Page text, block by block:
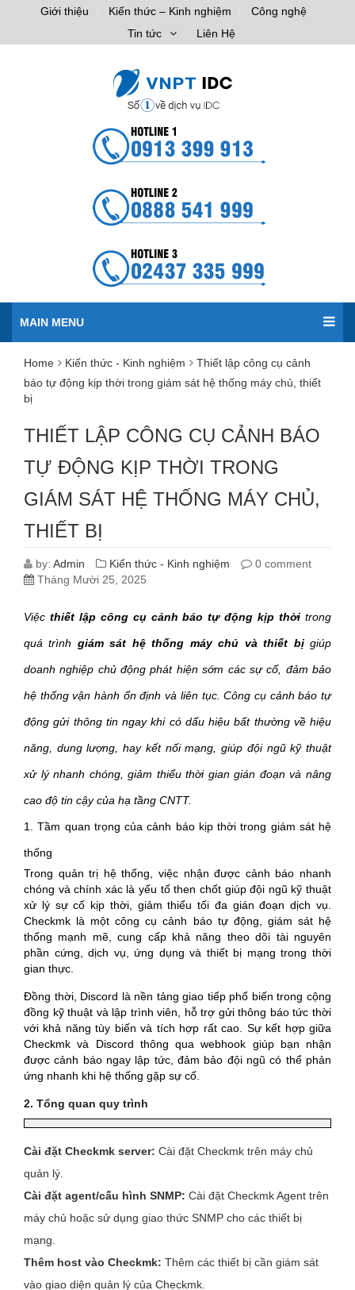
Giới thiệu Kiến thức – Kinh nghiệm
Công nghệ
Tin tức
Liên Hệ
MAIN MENU
Home Kiến thức - Kinh nghiệm
Thiết lập công cụ cảnh
báo tự động kịp thời trong giám sát hệ thống máy chủ, thiết
bị
THIẾT LẬP CÔNG CỤ CẢNH BÁO
TỰ ĐỘNG KỊP THỜI TRONG
GIÁM SÁT HỆ THỐNG MÁY CHỦ,
THIẾT BỊ
by: Admin Kiến thức - Kinh nghiệm
0 comment
Tháng Mười 25, 2025
Việc thiết lập công cụ cảnh báo tự động kịp thời trong
quá trình giám sát hệ thống máy chủ và thiết bịgiúp
doanh nghiệp chủ động phát hiện sớm các sự cố, đảm bảo
hệ thống vận hành ổn định và liên tục. Công cụ cảnh báo tự
động gửi thông tin ngay khi có dấu hiệu bất thường về hiệu
năng, dung lượng, hay kết nối mạng, giúp đội ngũ kỹ thuật
xử lý nhanh chóng, giảm thiểu thời gian gián đoạn và nâng
cao độ tin cậy của hạ tầng CNTT.
1. Tầm quan trọng của cảnh báo kịp thời trong giám sát hệ
thống
Trong quản trị hệ thống, việc nhận được cảnh báo nhanh
chóng và chính xác là yếu tố then chốt giúp đội ngũ kỹ thuật
xử lý sự cố kịp thời, giảm thiểu tối đa gián đoạn dịch vụ.
Checkmk là một công cụ cảnh báo tự động, giám sát hệ
thống mạnh mẽ, cung cấp khả năng theo dõi tài nguyên
phần cứng, dịch vụ, ứng dụng và thiết bị mạng trong thời
gian thực.
Đồng thời, Discord là nền tảng giao tiếp phổ biến trong cộng
đồng kỹ thuật và lập trình viên, hỗ trợ gửi thông báo tức thời
với khả năng tùy biến và tích hợp rất cao. Sự kết hợp giữa
Checkmk và Discord thông qua webhook giúp bạn nhận
được cảnh báo ngay lập tức, đảm bảo đội ngũ có thể phản
ứng nhanh khi hệ thống gặp sự cố.
2. Tổng quan quy trình
Cài đặt Checkmk server: Cài đặt Checkmk trên máy chủ
quản lý.
Cài đặt agent/cấu hình SNMP: Cài đặt Checkmk Agent trên
máy chủ hoặc sử dụng giao thức SNMP cho các thiết bị
mạng.
Thêm host vào Checkmk: Thêm các thiết bị cần giám sát
vào giao diện quản lý của Checkmk.